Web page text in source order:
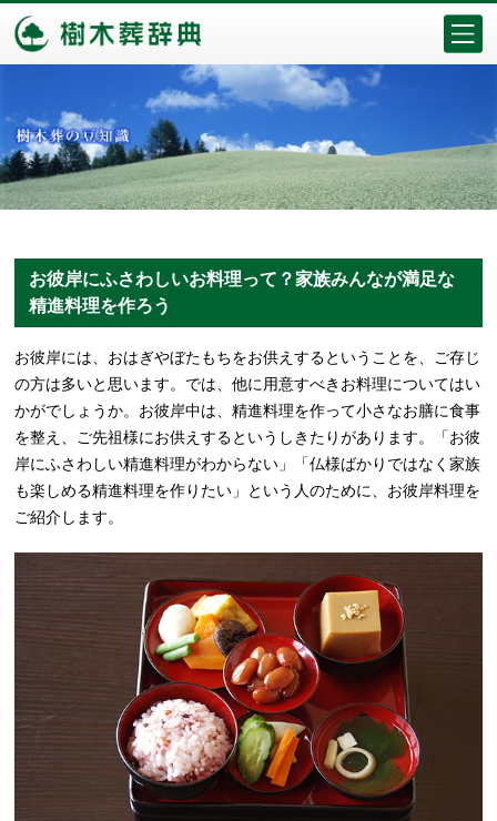
お彼岸にふさわしいお料理って？家族みんなが満足な
精進料理を作ろう
お彼岸には、おはぎやぼたもちをお供えするということを、ご存じ
の方は多いと思います。では、他に用意すべきお料理についてはい
かがでしょうか。お彼岸中は、精進料理を作って小さなお膳に食事
を整え、ご先祖様にお供えするというしきたりがあります。「お彼
岸にふさわしい精進料理がわからない」「仏様ばかりではなく家族
も楽しめる精進料理を作りたい」という人のために、お彼岸料理を
ご紹介します。